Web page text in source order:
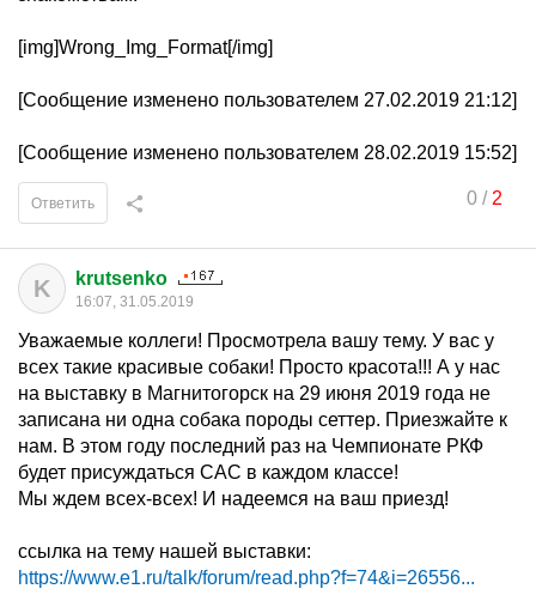
[img]Wrong_Img_Format[/img]
[Сообщение изменено пользователем 27.02.2019 21:12]
[Сообщение изменено пользователем 28.02.2019 15:52]
0/ 2
Ответить
K krutsenko
16:07, 31.05.2019
Уважаемые коллеги! Просмотрела вашу тему. У вас у
всех такие красивые собаки! Просто красота!!! А у нас
на выставку в Магнитогорск на 29 июня 2019 года не
записана ни одна собака породы сеттер. Приезжайте к
нам. В этом году последний раз на Чемпионате РКФ
будет присуждаться САС в каждом классе!
Мы ждем всех-всех! И надеемся на ваш приезд!
ссылка на тему нашей выставки:
https://www.e1.ru/talk/forum/read.php?f=74&i=26556...